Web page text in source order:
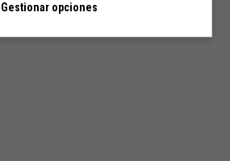
Gestionar opciones